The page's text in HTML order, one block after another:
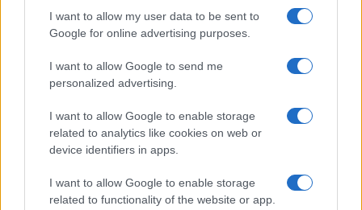
I want to allow my user data to be sent to
Google for online advertising purposes.
I want to allow Google to send me
personalized advertising.
I want to allow Google to enable storage
related to analytics like cookies on web or
device identifiers in apps.
I want to allow Google to enable storage
related to functionality of the website or app.